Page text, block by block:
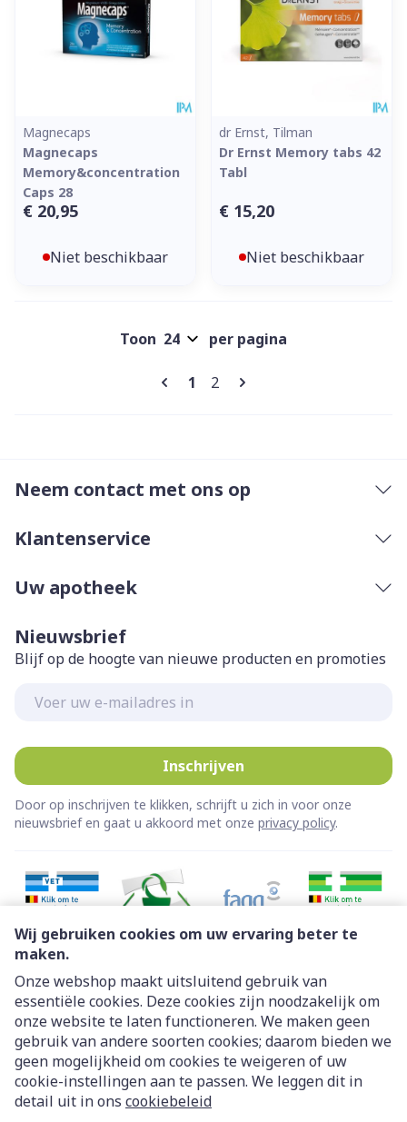
Wij gebruiken cookies om uw ervaring beter te
maken.
Onze webshop maakt uitsluitend gebruik van
essentiële cookies. Deze cookies zijn noodzakelijk om
onze website te laten functioneren. We maken geen
gebruik van andere soorten cookies; daarom bieden we
geen mogelijkheid om cookies te weigeren of uw
cookie-instellingen aan te passen. We leggen dit in
detail uit in ons cookiebeleid
Magnecaps
Magnecaps
Memory&concentration
Caps 28
€ 20,95
Niet beschikbaar
dr Ernst, Tilman
Dr Ernst Memory tabs 42
Tabl
€ 15,20
Niet beschikbaar
Pagina's
U lees momenteel pagina
1 Pagina
2
Toon per pagina
Neem contact met ons op
Klantenservice
Uw apotheek
Nieuwsbrief
Blijf op de hoogte van nieuwe producten en promoties
Inschrijven
Door op inschrijven te klikken, schrijft u zich in voor onze
nieuwsbrief en gaat u akkoord met onze privacy policy.
Juridische links